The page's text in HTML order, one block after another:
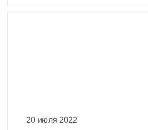
20 июля 2022